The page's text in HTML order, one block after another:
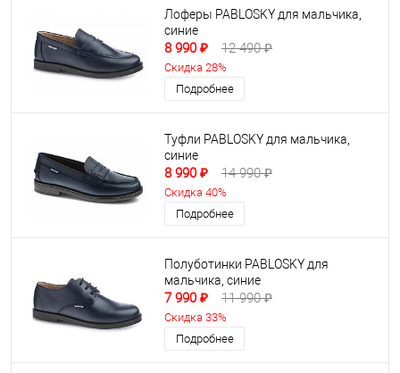
Лоферы PABLOSKY для мальчика,
синие
8 990 ₽ 12 490 ₽
Скидка 28%
Подробнее
Туфли PABLOSKY для мальчика,
синие
8 990 ₽ 14 990 ₽
Скидка 40%
Подробнее
Полуботинки PABLOSKY для
мальчика, синие
7 990 ₽ 11 990 ₽
Скидка 33%
Подробнее